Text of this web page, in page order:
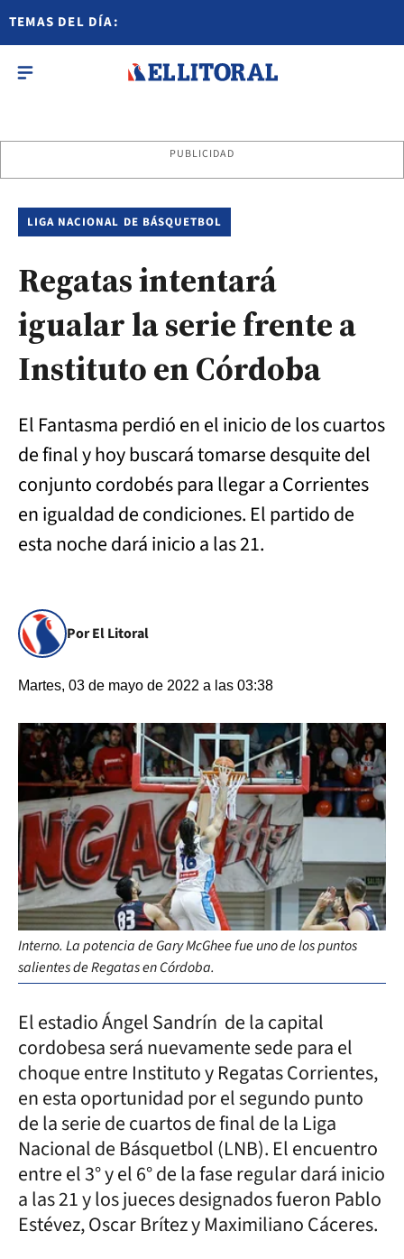
TEMAS DEL DÍA:
PUBLICIDAD
LIGA NACIONAL DE BÁSQUETBOL
Regatas intentará
igualar la serie frente a
Instituto en Córdoba
El Fantasma perdió en el inicio de los cuartos
de final y hoy buscará tomarse desquite del
conjunto cordobés para llegar a Corrientes
en igualdad de condiciones. El partido de
esta noche dará inicio a las 21.
Por El Litoral
Martes, 03 de mayo de 2022 a las 03:38
Interno. La potencia de Gary McGhee fue uno de los puntos
salientes de Regatas en Córdoba.
El estadio Ángel Sandrín de la capital
cordobesa será nuevamente sede para el
choque entre Instituto y Regatas Corrientes,
en esta oportunidad por el segundo punto
de la serie de cuartos de final de la Liga
Nacional de Básquetbol (LNB). El encuentro
entre el 3° y el 6° de la fase regular dará inicio
a las 21 y los jueces designados fueron Pablo
Estévez, Oscar Brítez y Maximiliano Cáceres.